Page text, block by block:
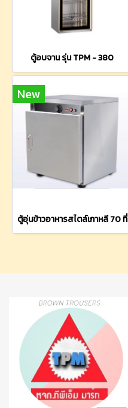
ตู้อบจาน รุ่น TPM - 380
New
ตู้อุ่นข้าวอาหารสไตล์เกาหลี 70 ที่